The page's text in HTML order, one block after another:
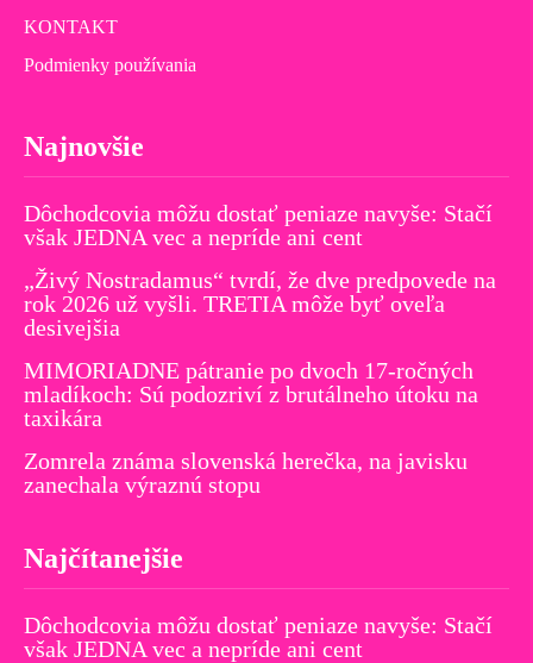
KONTAKT
Podmienky používania
Najnovšie
Dôchodcovia môžu dostať peniaze navyše: Stačí
však JEDNA vec a nepríde ani cent
„Živý Nostradamus“ tvrdí, že dve predpovede na
rok 2026 už vyšli. TRETIA môže byť oveľa
desivejšia
MIMORIADNE pátranie po dvoch 17-ročných
mladíkoch: Sú podozriví z brutálneho útoku na
taxikára
Zomrela známa slovenská herečka, na javisku
zanechala výraznú stopu
Najčítanejšie
Dôchodcovia môžu dostať peniaze navyše: Stačí
však JEDNA vec a nepríde ani cent